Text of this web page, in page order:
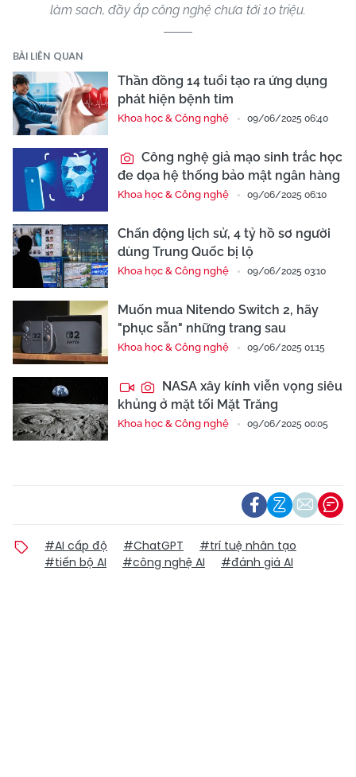
làm sach, đầy ắp công nghệ chưa tới 10 triệu.
BÀI LIÊN QUAN
Thần đồng 14 tuổi tạo ra ứng dụng
phát hiện bệnh tim
Khoa học & Công nghệ 09/06/2025 06:40
Công nghệ giả mạo sinh trắc học
đe dọa hệ thống bảo mật ngân hàng
Khoa học & Công nghệ 09/06/2025 06:10
Chấn động lịch sử, 4 tỷ hồ sơ người
dùng Trung Quốc bị lộ
Khoa học & Công nghệ 09/06/2025 03:10
Muốn mua Nitendo Switch 2, hãy
"phục sẵn" những trang sau
Khoa học & Công nghệ 09/06/2025 01:15
NASA xây kính viễn vọng siêu
khủng ở mặt tối Mặt Trăng
Khoa học & Công nghệ 09/06/2025 00:05
#AI cấp độ #ChatGPT
#trí tuệ nhân tạo
#tiến bộ AI
#công nghệ AI #đánh giá AI